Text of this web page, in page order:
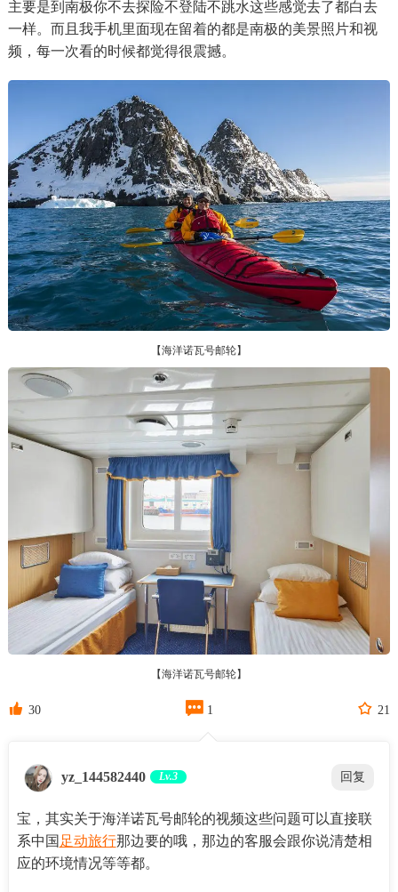
主要是到南极你不去探险不登陆不跳水这些感觉去了都白去
一样。而且我手机里面现在留着的都是南极的美景照片和视
频，每一次看的时候都觉得很震撼。
【海洋诺瓦号邮轮】
【海洋诺瓦号邮轮】
 30  1  21
yz_144582440 Lv.3 回复
宝，其实关于海洋诺瓦号邮轮的视频这些问题可以直接联
系中国足动旅行那边要的哦，那边的客服会跟你说清楚相
应的环境情况等等都。